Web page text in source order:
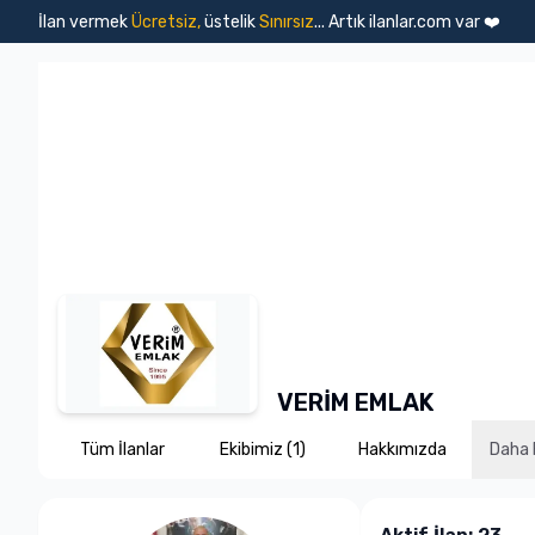
İlan vermekÜcretsiz,üstelikSınırsız... Artık ilanlar.com var ❤️
VERİM EMLAK
Tüm İlanlar Ekibimiz (1) Hakkımızda Daha